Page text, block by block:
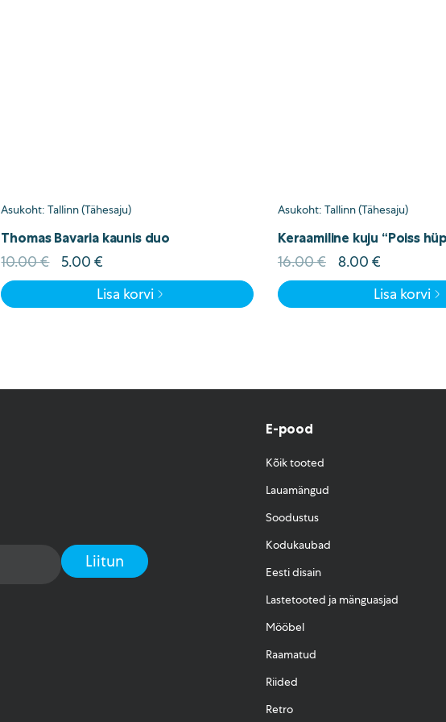
Asukoht: Tallinn (Tähesaju)
Thomas Bavaria kaunis duo
10.00€
Algne
hind
5.00€
price
is:
Lisa korvi
Asukoht: Tallinn (Tähesaju)
Keraamiline kuju “Poiss
16.00€
Algne
hind
8.00 €Current
price
is:
Lisa korvi
E-pood
Kõik tooted
Lauamängud
Soodustus
Kodukaubad
Eesti disain
Lastetooted ja mänguasjad
Mööbel
Raamatud
Riided
Retro